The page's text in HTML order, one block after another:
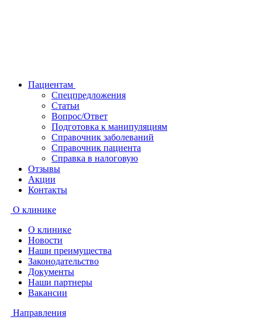
Пациентам
Спецпредложения
Статьи
Вопрос/Ответ
Подготовка к манипуляциям
Справочник заболеваний
Справочник пациента
Справка в налоговую
Отзывы
Акции
Контакты
О клинике
О клинике
Новости
Наши преимущества
Законодательство
Документы
Наши партнеры
Вакансии
Направления